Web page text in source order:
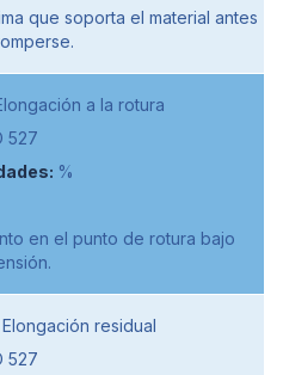
que soporta el material antes
a la rotura
527
%
en el punto de rotura bajo
Elongación residual
527